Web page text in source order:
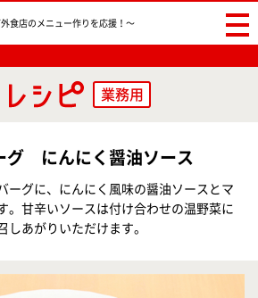
外食店のメニュー作りを応援！〜
業務用
グ にんにく醤油ソース
ーグに、にんにく風味の醤油ソースとマ
。甘辛いソースは付け合わせの温野菜に
しあがりいただけます。